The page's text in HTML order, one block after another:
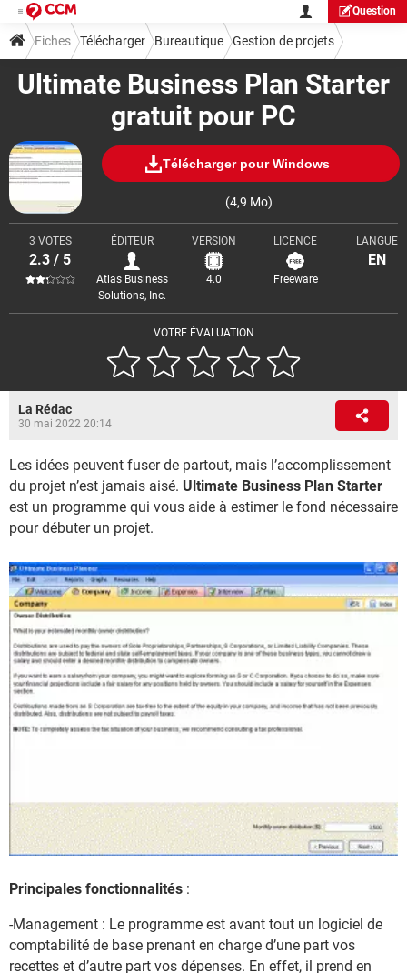
Question
Ultimate Business Plan Starter
gratuit pour PC
Télécharger pour Windows
(4,9 Mo)
VOTRE ÉVALUATION
3 VOTES
2.3 / 5
ÉDITEUR
Atlas Business
Solutions, Inc.
VERSION
4.0
LICENCE
Freeware
LANGUE
EN
Fiches Télécharger Bureautique Gestion de projets
La Rédac
30 mai 2022 20:14
Les idées peuvent fuser de partout, mais l’accomplissement
du projet n’est jamais aisé. Ultimate Business Plan Starter
est un programme qui vous aide à estimer le fond nécessaire
pour débuter un projet.
Principales fonctionnalités :
-Management : Le programme est avant tout un logiciel de
comptabilité de base prenant en charge d’une part vos
recettes et d’autre part vos dépenses. En effet, il prend en